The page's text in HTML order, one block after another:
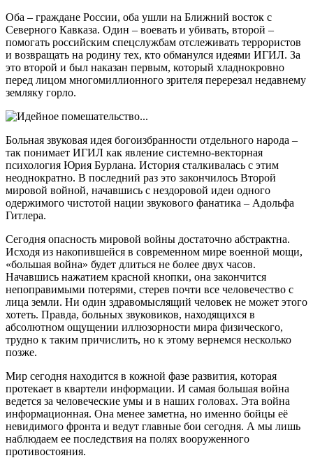
Оба – граждане России, оба ушли на Ближний восток с
Северного Кавказа. Один – воевать и убивать, второй –
помогать российским спецслужбам отслеживать террористов
и возвращать на родину тех, кто обманулся идеями ИГИЛ. За
это второй и был наказан первым, который хладнокровно
перед лицом многомиллионного зрителя перерезал недавнему
земляку горло.
Больная звуковая идея богоизбранности отдельного народа –
так понимает ИГИЛ как явление системно-векторная
психология Юрия Бурлана. История сталкивалась с этим
неоднократно. В последний раз это закончилось Второй
мировой войной, начавшись с нездоровой идеи одного
одержимого чистотой нации звукового фанатика – Адольфа
Гитлера.
Сегодня опасность мировой войны достаточно абстрактна.
Исходя из накопившейся в современном мире военной мощи,
«большая война» будет длиться не более двух часов.
Начавшись нажатием красной кнопки, она закончится
непоправимыми потерями, стерев почти все человечество с
лица земли. Ни один здравомыслящий человек не может этого
хотеть. Правда, больных звуковиков, находящихся в
абсолютном ощущении иллюзорности мира физического,
трудно к таким причислить, но к этому вернемся несколько
позже.
Мир сегодня находится в кожной фазе развития, которая
протекает в квартели информации. И самая большая война
ведется за человеческие умы и в наших головах. Эта война
информационная. Она менее заметна, но именно бойцы её
невидимого фронта и ведут главные бои сегодня. А мы лишь
наблюдаем ее последствия на полях вооруженного
противостояния.